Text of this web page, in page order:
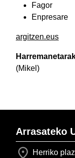
Fagor
Enpresare
argitzen.eus
(Mikel)
Arrasateko
Herriko